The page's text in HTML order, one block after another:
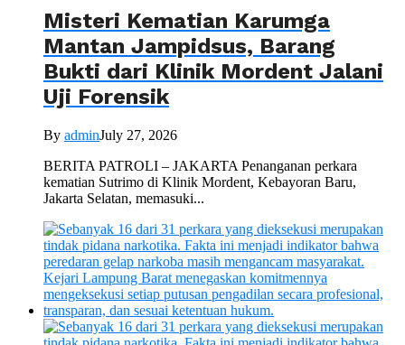
Misteri Kematian Karumga
Mantan Jampidsus, Barang
Bukti dari Klinik Mordent Jalani
Uji Forensik
By adminJuly 27, 2026
BERITA PATROLI – JAKARTA Penanganan perkara
kematian Sutrimo di Klinik Mordent, Kebayoran Baru,
Jakarta Selatan, memasuki...